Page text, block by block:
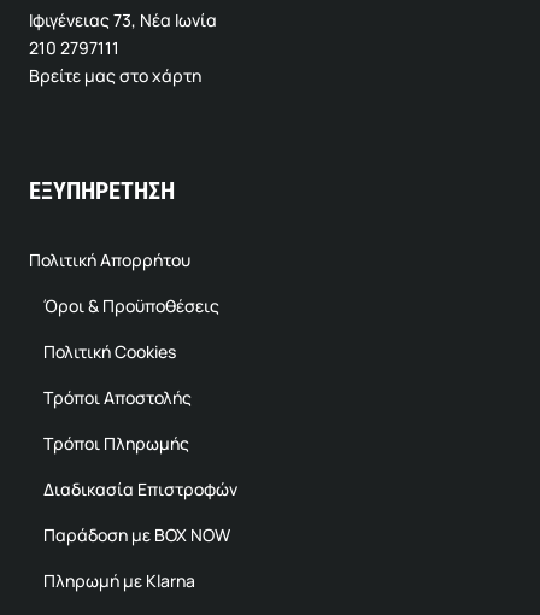
Ιφιγένειας 73, Νέα Ιωνία
210 2797111
Βρείτε μας στο χάρτη
ΕΞΥΠΗΡΕΤΗΣΗ
Πολιτική Απορρήτου
Όροι & Προϋποθέσεις
Πολιτική Cookies
Τρόποι Αποστολής
Τρόποι Πληρωμής
Διαδικασία Επιστροφών
Παράδοση με BOX NOW
Πληρωμή με Klarna